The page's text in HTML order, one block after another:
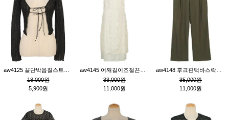
18,000원
5,900원
33,000원
11,000원
35,000원
11,000원